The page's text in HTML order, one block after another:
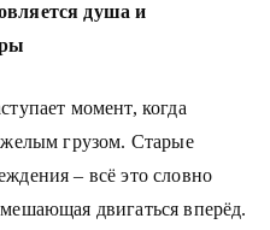
душа и
момент, когда
грузом. Старые
– всё это словно
двигаться вперёд.